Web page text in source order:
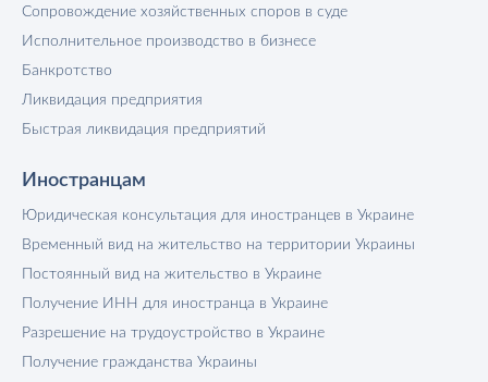
Сопровождение хозяйственных споров в суде
Исполнительное производство в бизнесе
Банкротство
Ликвидация предприятия
Быстрая ликвидация предприятий
Иностранцам
Юридическая консультация для иностранцев в Украине
Временный вид на жительство на территории Украины
Постоянный вид на жительство в Украине
Получение ИНН для иностранца в Украине
Разрешение на трудоустройство в Украине
Получение гражданства Украины